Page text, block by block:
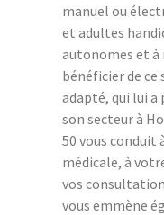
manuel ou
et adultes
autonomes et
bénéficier de
adapté, qui lui a
son secteur à
50 vous
médicale, à
vos
vous emmène